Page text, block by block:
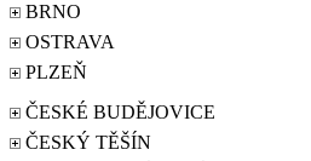
BRNO
OSTRAVA
PLZEŇ
ČESKÉ BUDĚJOVICE
ČESKÝ TĚŠÍN